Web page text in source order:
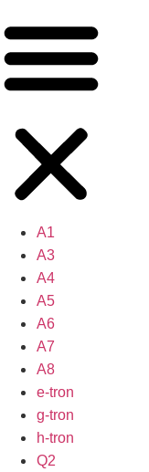
A1
A3
A4
A5
A6
A7
A8
e-tron
g-tron
h-tron
Q2